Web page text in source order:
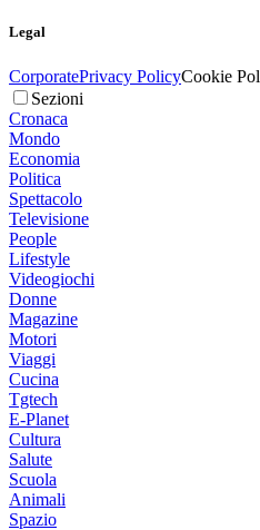
Legal
CorporatePrivacy PolicyCookie
Sezioni
Cronaca
Mondo
Economia
Politica
Spettacolo
Televisione
People
Lifestyle
Videogiochi
Donne
Magazine
Motori
Viaggi
Cucina
Tgtech
E-Planet
Cultura
Salute
Scuola
Animali
Spazio